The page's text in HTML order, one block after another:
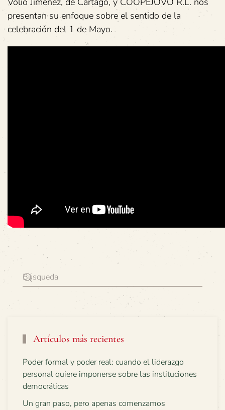
presentan su enfoque sobre el sentido de la
celebración del 1 de Mayo.
Artículos más recientes
Poder formal y poder real: cuando el liderazgo
personal quiere imponerse sobre las instituciones
democráticas
Un gran paso, pero apenas comenzamos